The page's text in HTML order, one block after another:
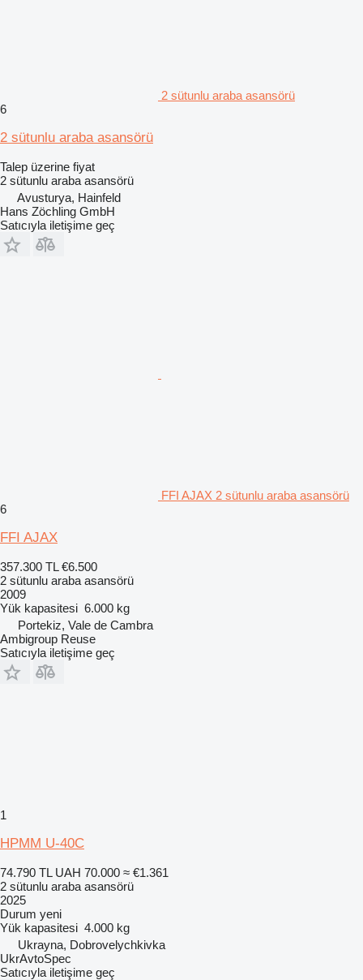
2 sütunlu araba asansörü
6
2 sütunlu araba asansörü
Talep üzerine fiyat
2 sütunlu araba asansörü
Avusturya, Hainfeld
Hans Zöchling GmbH
Satıcıyla iletişime geç
FFI AJAX 2 sütunlu araba asansörü
6
FFI AJAX
357.300 TL €6.500
2 sütunlu araba asansörü
2009
Yük kapasitesi 6.000 kg
Portekiz, Vale de Cambra
Ambigroup Reuse
Satıcıyla iletişime geç
1
HPMM U-40C
74.790 TL UAH 70.000 ≈ €1.361
2 sütunlu araba asansörü
2025
Durum yeni
Yük kapasitesi 4.000 kg
Ukrayna, Dobrovelychkivka
UkrAvtoSpec
Satıcıyla iletişime geç